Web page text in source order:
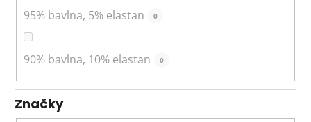
95% bavlna, 5% elastan 0
90% bavlna, 10% elastan 0
Značky